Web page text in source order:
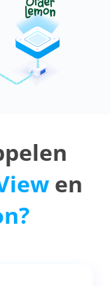
en